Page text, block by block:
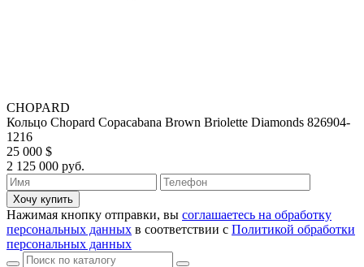
CHOPARD
Кольцо Chopard Copacabana Brown Briolette Diamonds 826904-
1216
25 000 $
2 125 000 руб.
Хочу купить
Нажимая кнопку отправки, вы соглашаетесь на обработку
персональных данных в соответствии с Политикой обработки
персональных данных